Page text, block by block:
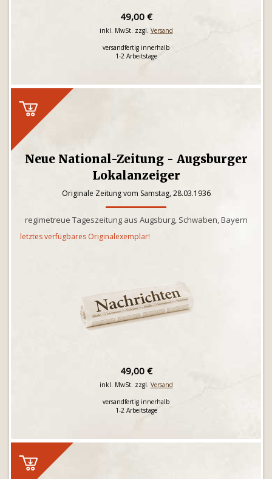
49,00 €
inkl. MwSt. zzgl. Versand
versandfertig innerhalb
1-2 Arbeitstage
Neue National-Zeitung - Augsburger
Lokalanzeiger
Originale Zeitung vom Samstag, 28.03.1936
regimetreue Tageszeitung aus Augsburg, Schwaben, Bayern
letztes verfügbares Originalexemplar!
49,00 €
inkl. MwSt. zzgl. Versand
versandfertig innerhalb
1-2 Arbeitstage